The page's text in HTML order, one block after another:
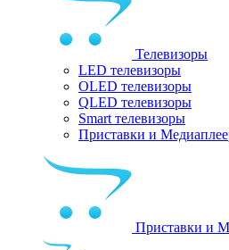
Телевизоры
LED телевизоры
OLED телевизоры
QLED телевизоры
Smart телевизоры
Приставки и
Приставки и